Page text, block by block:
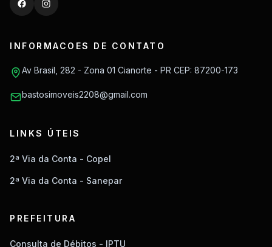
INFORMACOES DE CONTATO
Av Brasil, 282 - Zona 01 Cianorte - PR CEP: 87200-173
bastosimoveis2208@gmail.com
LINKS ÚTEIS
2ª Via da Conta - Copel
2ª Via da Conta - Sanepar
PREFEITURA
Consulta de Débitos - IPTU